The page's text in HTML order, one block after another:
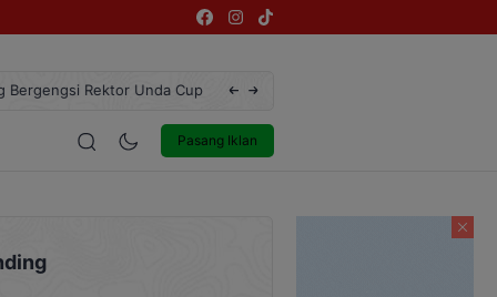
Rektor Unda Cup 2025 Terekam CCTV, Pelaku Curanmor di Jalan
Pasang Iklan
Entertainment